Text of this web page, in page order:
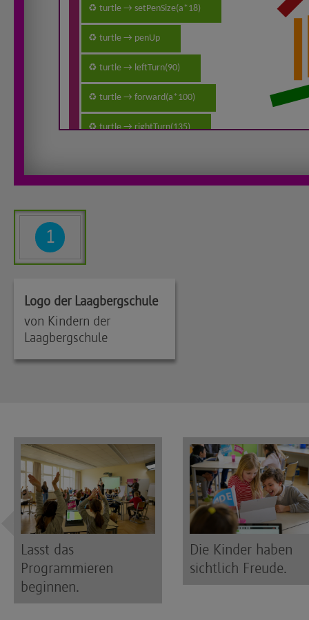
1
Logo der Laagbergschule
von Kindern der
Laagbergschule
Lasst das
Programmieren
beginnen.
Die Kinder haben
sichtlich Freude.